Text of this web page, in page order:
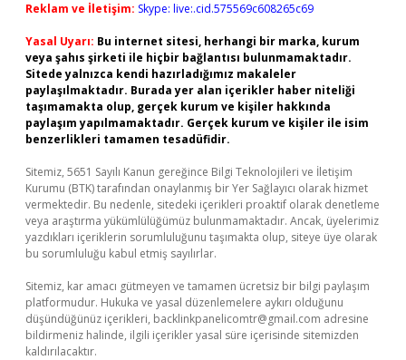
Reklam ve İletişim: Skype: live:.cid.575569c608265c69
Yasal Uyarı: Bu internet sitesi, herhangi bir marka, kurum
veya şahıs şirketi ile hiçbir bağlantısı bulunmamaktadır.
Sitede yalnızca kendi hazırladığımız makaleler
paylaşılmaktadır. Burada yer alan içerikler haber niteliği
taşımamakta olup, gerçek kurum ve kişiler hakkında
paylaşım yapılmamaktadır. Gerçek kurum ve kişiler ile isim
benzerlikleri tamamen tesadüfidir.
Sitemiz, 5651 Sayılı Kanun gereğince Bilgi Teknolojileri ve İletişim
Kurumu (BTK) tarafından onaylanmış bir Yer Sağlayıcı olarak hizmet
vermektedir. Bu nedenle, sitedeki içerikleri proaktif olarak denetleme
veya araştırma yükümlülüğümüz bulunmamaktadır. Ancak, üyelerimiz
yazdıkları içeriklerin sorumluluğunu taşımakta olup, siteye üye olarak
bu sorumluluğu kabul etmiş sayılırlar.
Sitemiz, kar amacı gütmeyen ve tamamen ücretsiz bir bilgi paylaşım
platformudur. Hukuka ve yasal düzenlemelere aykırı olduğunu
düşündüğünüz içerikleri, backlinkpanelicomtr@gmail.com adresine
bildirmeniz halinde, ilgili içerikler yasal süre içerisinde sitemizden
kaldırılacaktır.